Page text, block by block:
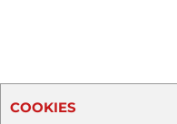
COOKIES